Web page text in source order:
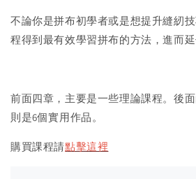
不論你是拼布初學者或是想提升縫紉技
程得到最有效學習拼布的方法，進而
前面四章，主要是一些理論課程。後
則是6個實用作品。
購買課程請點擊這裡